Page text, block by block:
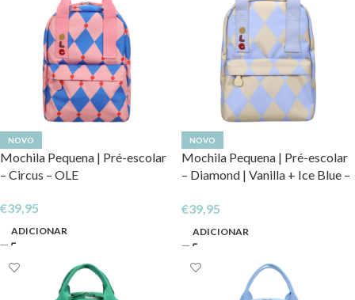
NOVO
Mochila Pequena | Pré-escolar
– Circus – OLE
€39,95
ADICIONAR
NOVO
Mochila Pequena | Pré-escolar
– Diamond | Vanilla + Ice Blue –
€39,95
ADICIONAR